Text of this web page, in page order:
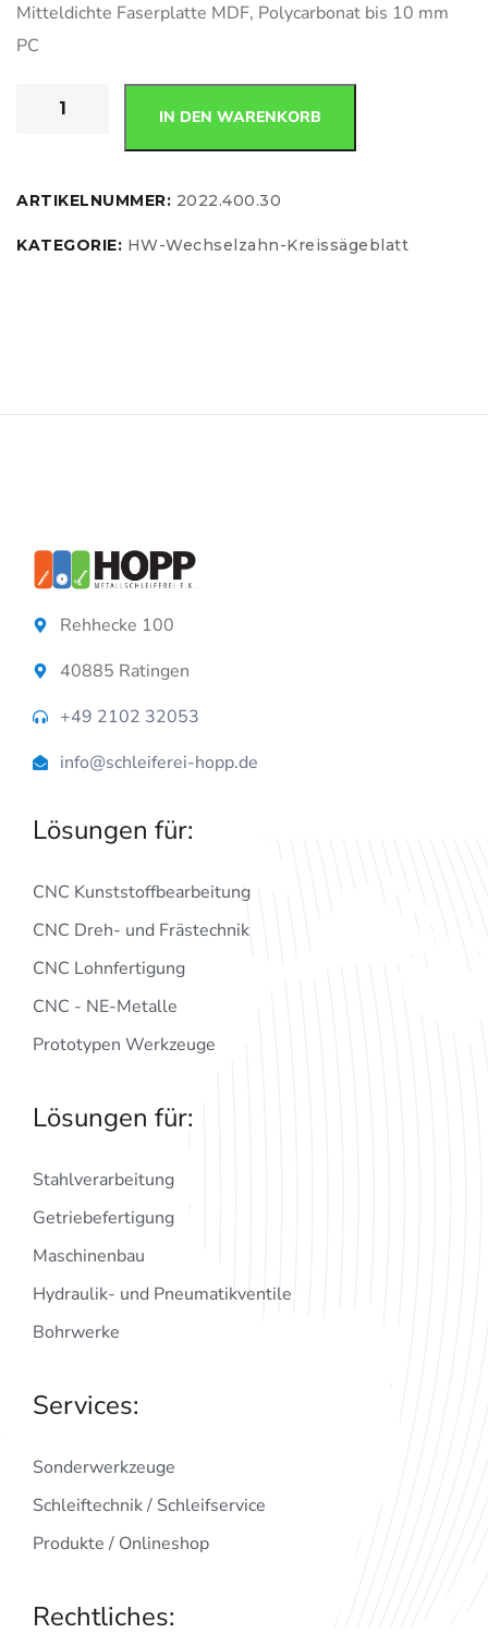
Mitteldichte Faserplatte MDF, Polycarbonat bis 10 mm
PC
IN DEN WARENKORB
ARTIKELNUMMER: 2022.400.30
KATEGORIE: HW-Wechselzahn-Kreissägeblatt
Rehhecke 100
40885 Ratingen
+49 2102 32053
info@schleiferei-hopp.de
Lösungen für:
CNC Kunststoffbearbeitung
CNC Dreh- und Frästechnik
CNC Lohnfertigung
CNC - NE-Metalle
Prototypen Werkzeuge
Lösungen für:
Stahlverarbeitung
Getriebefertigung
Maschinenbau
Hydraulik- und Pneumatikventile
Bohrwerke
Services:
Sonderwerkzeuge
Schleiftechnik / Schleifservice
Produkte / Onlineshop
Rechtliches: